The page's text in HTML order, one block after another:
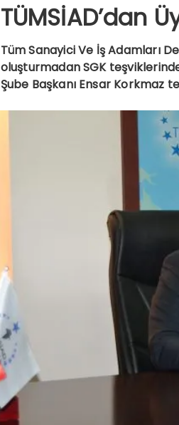
TÜMSİAD’dan
Tüm Sanayici Ve İş Adamları
oluşturmadan SGK
Şube Başkanı Ensar Korkmaz